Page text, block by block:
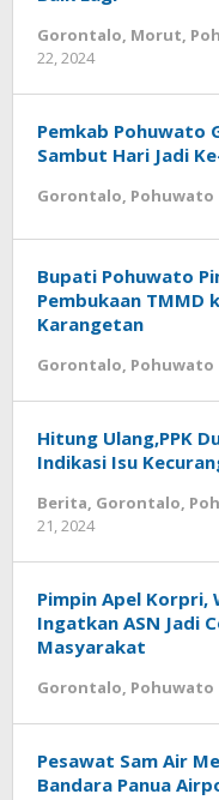
Gorontalo, Morut,
22, 2024
Pemkab Pohuwato
Sambut Hari Jadi
Gorontalo, Pohuwato
Bupati Pohuwato
Pembukaan TMMD
Karangetan
Gorontalo, Pohuwato
Hitung Ulang,PPK
Indikasi Isu
Berita, Gorontalo,
21, 2024
Pimpin Apel Korpri,
Ingatkan ASN Jadi
Masyarakat
Gorontalo, Pohuwato
Pesawat Sam Air
Bandara Panua